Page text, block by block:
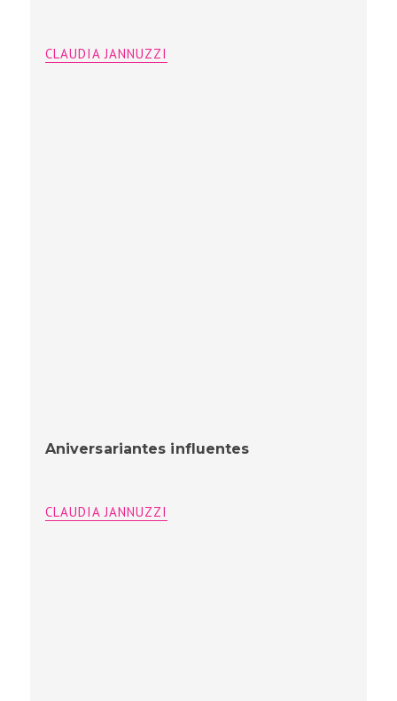
CLAUDIA JANNUZZI
Aniversariantes influentes
CLAUDIA JANNUZZI